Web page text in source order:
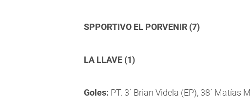
SPPORTIVO EL PORVENIR (7)
LA LLAVE (1)
Goles: PT. 3´ Brian Videla (EP), 38´ Matías